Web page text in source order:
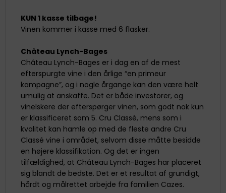
KUN 1 kasse tilbage!
Vinen kommer i kasse med 6 flasker.
Château Lynch-Bages
Château Lynch-Bages er i dag en af de mest
efterspurgte vine i den årlige “en primeur
kampagne”, og i nogle årgange kan den være helt
umulig at anskaffe. Det er både investorer, og
vinelskere der efterspørger vinen, som godt nok kun
er klassificeret som 5. Cru Classé, mens som i
kvalitet kan hamle op med de fleste andre Cru
Classé vine i området, selvom disse måtte besidde
en højere klassifikation. Og det er ingen
tilfældighed, at Château Lynch-Bages har placeret
sig blandt de bedste. Det er et resultat af grundigt,
hårdt og målrettet arbejde fra familien Cazes.